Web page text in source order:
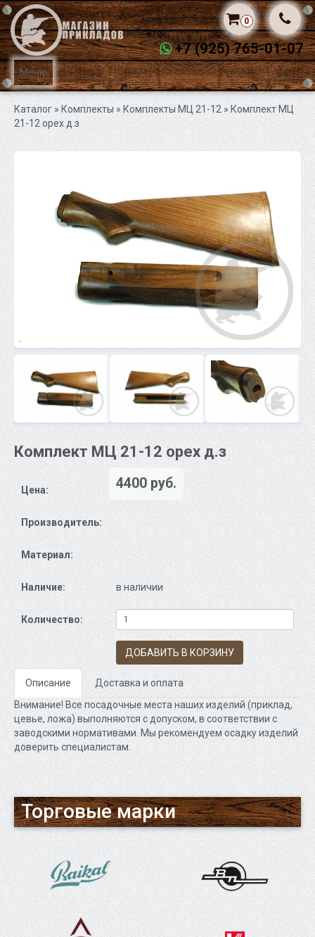
Меню
+7 (925) 765-01-07
0
Каталог» Комплекты »Комплекты МЦ 21-12 » Комплект МЦ
21-12 орех д.з
Комплект МЦ 21-12 орех д.з
Цена: 4400 руб.
Производитель:
Материал:
Наличие: в наличии
Количество:
ДОБАВИТЬ В КОРЗИНУ
Описание
Доставка и оплата
Внимание! Все посадочные места наших изделий (приклад,
цевье, ложа) выполняются с допуском, в соответствии с
заводскими нормативами. Мы рекомендуем осадку изделий
доверить специалистам.
Торговые марки